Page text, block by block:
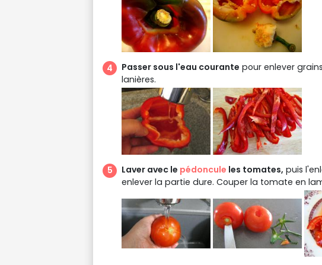
Passer sous l'eau courante pour enlever
lanières.
Laver avec le pédoncule les tomates, puis
enlever la partie dure. Couper la tomate en